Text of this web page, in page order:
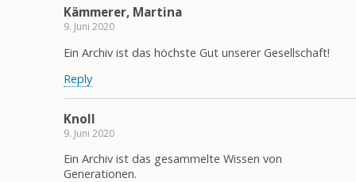
Kämmerer, Martina
9. Juni 2020
Ein Archiv ist das höchste Gut unserer Gesellschaft!
Reply
Knoll
9. Juni 2020
Ein Archiv ist das gesammelte Wissen von
Generationen.